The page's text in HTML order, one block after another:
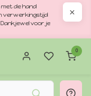
de hand
verwerkingstijd
voor je
0